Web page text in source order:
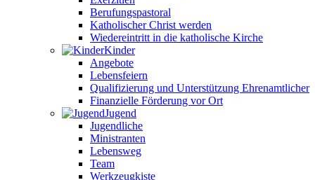
Berufungspastoral
Katholischer Christ werden
Wiedereintritt in die katholische Kirche
Kinder
Angebote
Lebensfeiern
Qualifizierung und Unterstützung Ehrenamtlicher
Finanzielle Förderung vor Ort
Jugend
Jugendliche
Ministranten
Lebensweg
Team
Werkzeugkiste